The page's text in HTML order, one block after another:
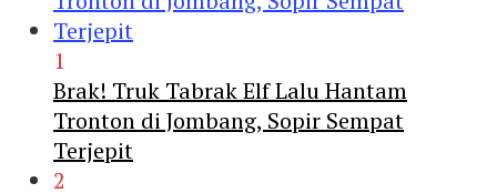
1
Brak! Truk Tabrak Elf Lalu Hantam
Tronton di Jombang, Sopir Sempat
Terjepit
2